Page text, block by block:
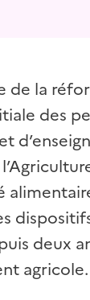
de la
des
deux
agricole.